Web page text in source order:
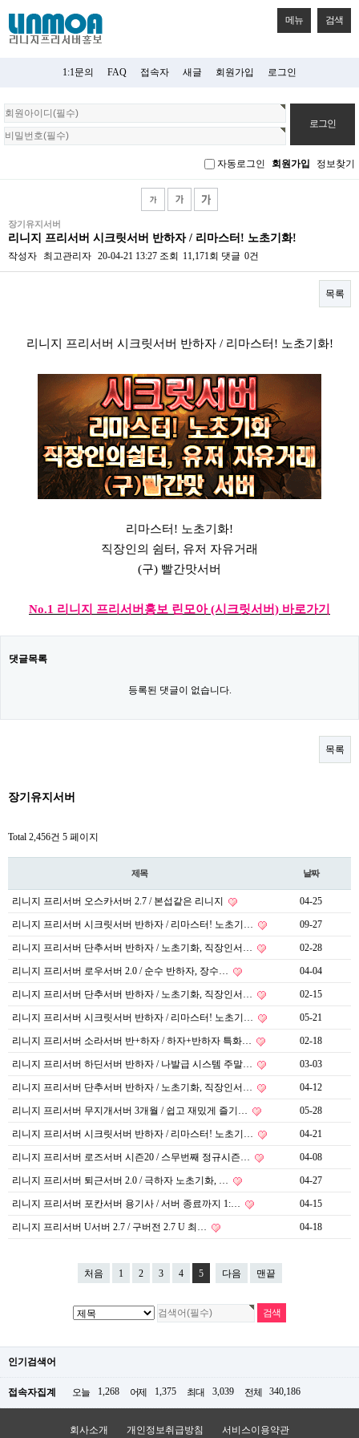
메뉴 검색
1:1문의 FAQ 접속자 새글 회원가입 로그인
회
원
로
자동로그인 회원가입 정보찾기
장기유지서버
리니지 프리서버 시크릿서버 반하자 / 리마스터! 노초기화!
작성자 최고관리자 20-04-21 13:27 조회 11,171회 댓글 0건
목록
리니지 프리서버 시크릿서버 반하자 / 리마스터! 노초기화!
리마스터! 노초기화!
직장인의 쉼터, 유저 자유거래
(구) 빨간맛서버
No.1 리니지 프리서버홍보 린모아 (시크릿서버) 바로가기
댓글목록
등록된 댓글이 없습니다.
목록
장기유지서버
Total 2,456건 5 페이지
제목 날짜
리니지 프리서버 오스카서버 2.7 / 본섭같은 리니지 04-25
리니지 프리서버 시크릿서버 반하자 / 리마스터! 노초기… 09-27
리니지 프리서버 단추서버 반하자 / 노초기화, 직장인서… 02-28
리니지 프리서버 로우서버 2.0 / 순수 반하자, 장수… 04-04
리니지 프리서버 단추서버 반하자 / 노초기화, 직장인서… 02-15
리니지 프리서버 시크릿서버 반하자 / 리마스터! 노초기… 05-21
리니지 프리서버 소라서버 반+하자 / 하자+반하자 특화… 02-18
리니지 프리서버 하딘서버 반하자 / 나발급 시스템 주말… 03-03
리니지 프리서버 단추서버 반하자 / 노초기화, 직장인서… 04-12
리니지 프리서버 무지개서버 3개월 / 쉽고 재밌게 즐기… 05-28
리니지 프리서버 시크릿서버 반하자 / 리마스터! 노초기… 04-21
리니지 프리서버 로즈서버 시즌20 / 스무번째 정규시즌… 04-08
리니지 프리서버 퇴근서버 2.0 / 극하자 노초기화, … 04-27
리니지 프리서버 포칸서버 용기사 / 서버 종료까지 1:… 04-15
리니지 프리서버 U서버 2.7 / 구버전 2.7 U 최… 04-18
처음 1 2 3 4 5 다음 맨끝
인기검색어
접속자집계 오늘 1,268 어제 1,375 최대 3,039 전체 340,186
회사소개 개인정보취급방침 서비스이용약관